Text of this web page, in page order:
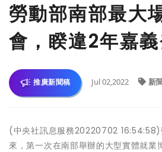
勞動部南部最大
會，睽違2年嘉
推廣新聞稿 Jul 02,2022 新
(中央社訊息服務20220702 16:54:58)
來，第一次在南部舉辦的大型實體就業